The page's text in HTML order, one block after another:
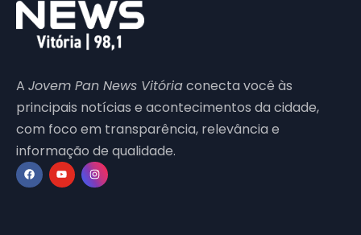
A Jovem Pan News Vitóriaconecta você às
principais notícias e acontecimentos da cidade,
com foco em transparência, relevância e
informação de qualidade.